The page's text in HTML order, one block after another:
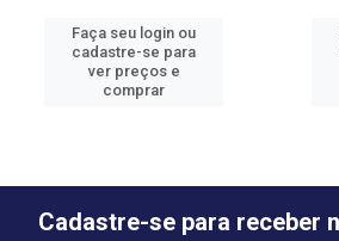
Faça seu login ou
cadastre-se para
ver preços e
comprar
Cadastre-se para receber